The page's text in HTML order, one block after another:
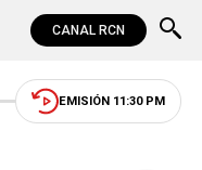
CANAL RCN
EMISIÓN 11:30 PM